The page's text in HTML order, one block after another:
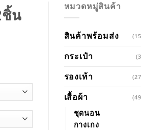
ชิ้น
หมวดหมู่สินค้า
สินค้าพร้อมส่ง
กระเป๋า
รองเท้า
เสื้อผ้า
ชุดนอน
กางเกง